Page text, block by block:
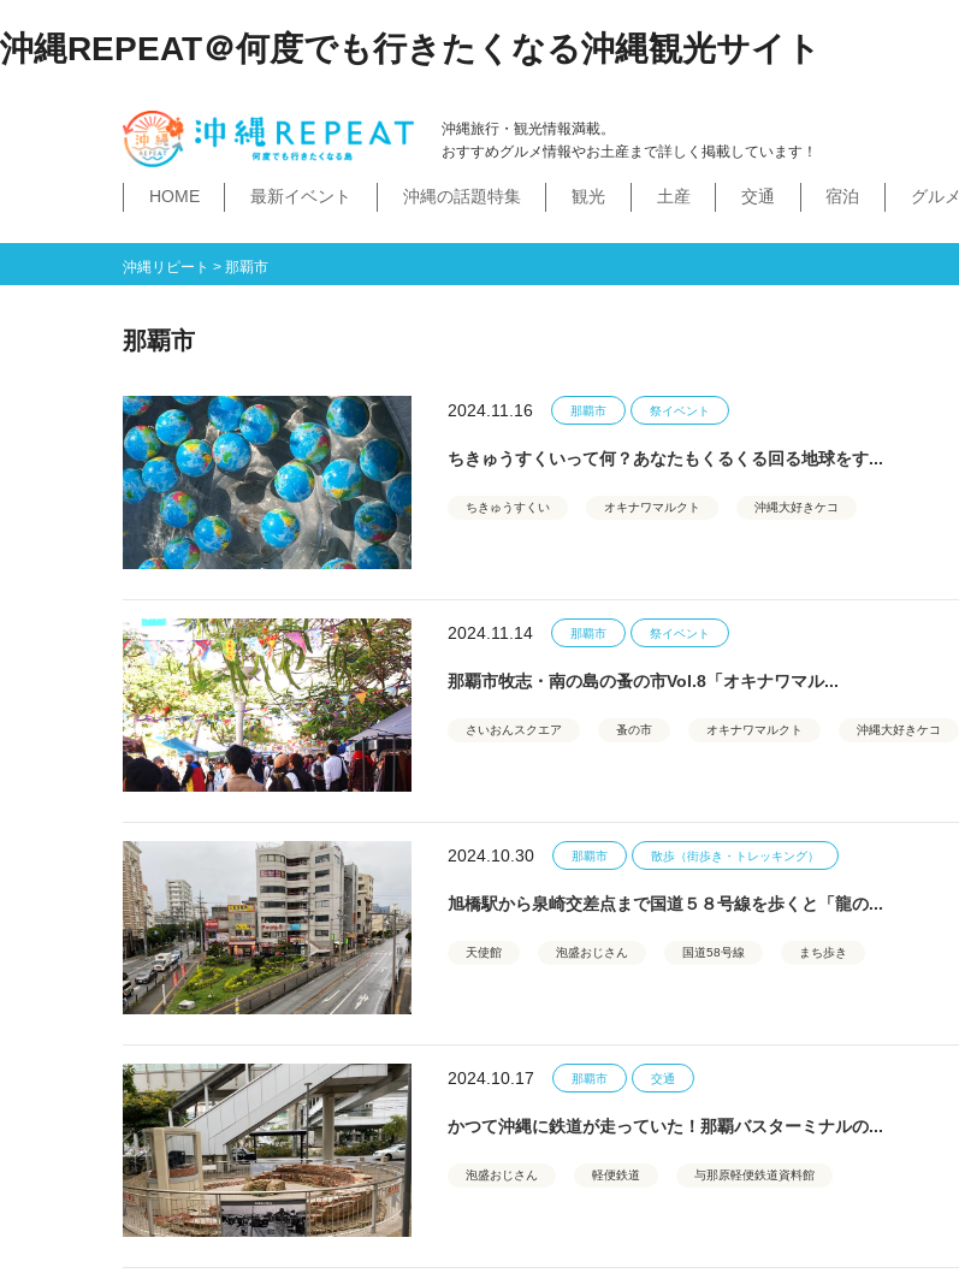
沖縄REPEAT＠何度でも行きたくなる沖縄観光サイト
沖縄旅行・観光情報満載。
おすすめグルメ情報やお土産まで詳しく掲載しています！
HOME 最新イベント 沖縄の話題特集
観光
土産
交通
空港
飛行機
LCC
宿泊
グルメ
石垣島
八重山諸島
沖縄リピート > 那覇市
那覇市
2024.11.16 那覇市 祭イベント
ちきゅうすくいって何？あなたもくるくる回る地球をす...
ちきゅうすくい オキナワマルクト 沖縄大好きケコ
2024.11.14 那覇市 祭イベント
那覇市牧志・南の島の蚤の市Vol.8「オキナワマル...
さいおんスクエア 蚤の市 オキナワマルクト 沖縄大好きケコ
2024.10.30 那覇市 散歩（街歩き・トレッキング）
旭橋駅から泉崎交差点まで国道５８号線を歩くと「龍の...
天使館 泡盛おじさん 国道58号線 まち歩き
2024.10.17 那覇市 交通
かつて沖縄に鉄道が走っていた！那覇バスターミナルの...
泡盛おじさん 軽便鉄道 与那原軽便鉄道資料館